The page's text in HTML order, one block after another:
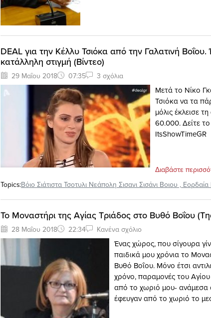
DEAL για την Κέλλυ Τσιόκα από την Γαλατινή
κατάλληλη στιγμή (Βίντεο)
29 Μαΐου 2018 07:35 3 σχόλια
Μετά το Νίκο
Τσιόκα να τα
μόλις έκλεισε
60.000. Δείτε
ItsShowTimeGR
Διαβάστε
Topics:Βόιο Σιάτιστα Τσοτυλι Νεάπολη Σισανι Σισάνι Βοιου ,
Το Μοναστήρι της Αγίας Τριάδος στο Βυθό Βοΐου
28 Μαΐου 2018 22:34 Κανένα σχόλιο
Ένας χώρος, που σίγουρα
παιδικά μου χρόνια το
Βυθό Βοΐου. Μόνο έτσι
χρόνο, παραμονές του
από το χωριό μου- ανάμεσα
έφευγαν από το χωριό το